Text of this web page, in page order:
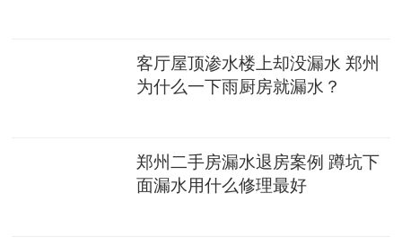
客厅屋顶渗水楼上却没漏水 郑州
为什么一下雨厨房就漏水？
郑州二手房漏水退房案例 蹲坑下
面漏水用什么修理最好